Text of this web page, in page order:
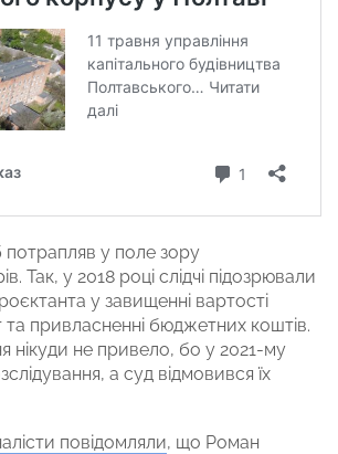
потрапляв у поле зору
Так, у 2018 році слідчі підозрювали
у завищенні вартості
та привласненні бюджетних коштів.
нікуди не привело, бо у 2021-му
а суд відмовився їх
повідомляли, що Роман